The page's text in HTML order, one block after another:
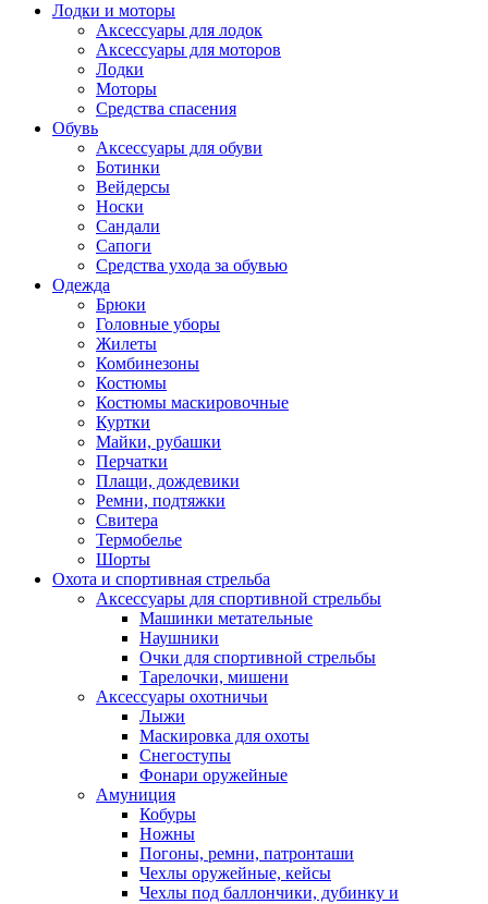
Лодки и моторы
Аксессуары для лодок
Аксессуары для моторов
Лодки
Моторы
Средства спасения
Обувь
Аксессуары для обуви
Ботинки
Вейдерсы
Носки
Сандали
Сапоги
Средства ухода за обувью
Одежда
Брюки
Головные уборы
Жилеты
Комбинезоны
Костюмы
Костюмы маскировочные
Куртки
Майки, рубашки
Перчатки
Плащи, дождевики
Ремни, подтяжки
Свитера
Термобелье
Шорты
Охота и спортивная стрельба
Аксессуары для спортивной стрельбы
Машинки метательные
Наушники
Очки для спортивной стрельбы
Тарелочки, мишени
Аксессуары охотничьи
Лыжи
Маскировка для охоты
Снегоступы
Фонари оружейные
Амуниция
Кобуры
Ножны
Погоны, ремни, патронташи
Чехлы оружейные, кейсы
Чехлы под баллончики, дубинку и